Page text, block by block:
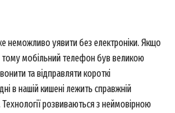
неможливо уявити без електроніки. Якщо
тому мобільний телефон був великою
та відправляти короткі
в нашій кишені лежить справжній
розвиваються з неймовірною